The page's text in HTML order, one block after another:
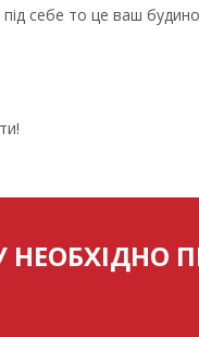
себе то це ваш
НЕОБХІДНО